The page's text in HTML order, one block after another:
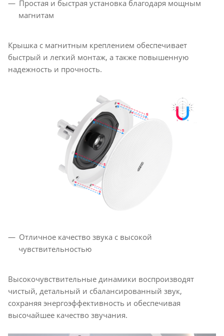
Простая и быстрая установка благодаря мощным
магнитам
Крышка с магнитным креплением обеспечивает
быстрый и легкий монтаж, а также повышенную
надежность и прочность.
Отличное качество звука с высокой
чувствительностью
Высокочувствительные динамики воспроизводят
чистый, детальный и сбалансированный звук,
сохраняя энергоэффективность и обеспечивая
высочайшее качество звучания.